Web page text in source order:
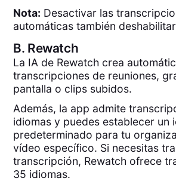
Nota: Desactivar las
automáticas también
B. Rewatch
La IA de Rewatch crea
transcripciones de reuniones,
pantalla o clips subidos.
Además, la app admite
idiomas y puedes establecer un
predeterminado para tu
vídeo específico. Si necesitas
transcripción, Rewatch ofrece
35 idiomas.